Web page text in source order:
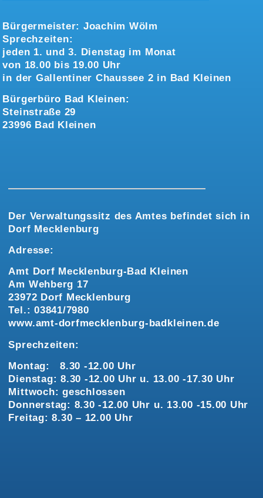
Bürgermeister: Joachim Wölm
Sprechzeiten:
jeden 1. und 3. Dienstag im Monat
von 18.00 bis 19.00 Uhr
in der Gallentiner Chaussee 2 in Bad Kleinen
Bürgerbüro Bad Kleinen:
Steinstraße 29
23996 Bad Kleinen
Der Verwaltungssitz des Amtes befindet sich in
Dorf Mecklenburg
Adresse:
Amt Dorf Mecklenburg-Bad Kleinen
Am Wehberg 17
23972 Dorf Mecklenburg
Tel.: 03841/7980
www.amt-dorfmecklenburg-badkleinen.de
Sprechzeiten:
Montag: 8.30 -12.00 Uhr
Dienstag: 8.30 -12.00 Uhr u. 13.00 -17.30 Uhr
Mittwoch: geschlossen
Donnerstag: 8.30 -12.00 Uhr u. 13.00 -15.00 Uhr
Freitag: 8.30 – 12.00 Uhr